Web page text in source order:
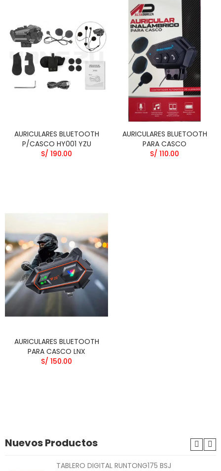
AURICULARES BLUETOOTH
P/CASCO HY001 YZU
S/ 190.00
AURICULARES BLUETOOTH
PARA CASCO
S/ 110.00
AURICULARES BLUETOOTH
PARA CASCO LNX
S/ 150.00
Nuevos Productos
TABLERO DIGITAL RUNTONG175 BSJ